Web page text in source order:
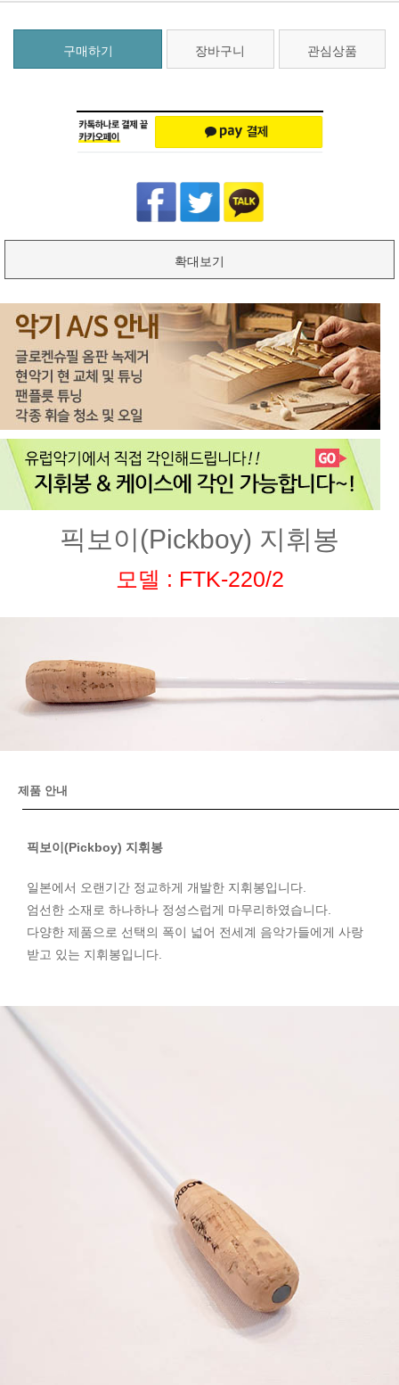
구매하기 장바구니 관심상품
확대보기
픽보이(Pickboy) 지휘봉
모델 : FTK-220/2
제품 안내
픽보이(Pickboy) 지휘봉
일본에서 오랜기간 정교하게 개발한 지휘봉입니다.
엄선한 소재로 하나하나 정성스럽게 마무리하였습니다.
다양한 제품으로 선택의 폭이 넓어 전세계 음악가들에게 사랑
받고 있는 지휘봉입니다.